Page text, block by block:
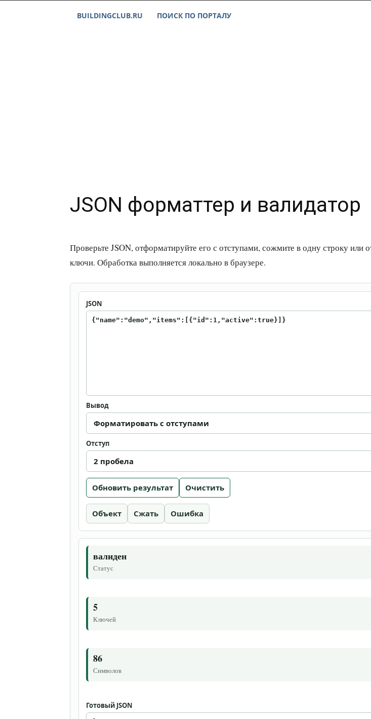
BUILDINGCLUB.RU ПОИСК ПО ПОРТАЛУ
JSON форматтер и валидатор
Проверьте JSON, отформатируйте его с отступами, сожмите в одну строку или
ключи. Обработка выполняется локально в браузере.
JSON
Вывод
Отступ
Обновить результат Очистить
Объект Сжать Ошибка
валиден
Статус
5
Ключей
86
Символов
Готовый JSON